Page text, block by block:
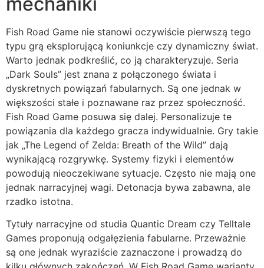
Fish Road Game nie stanowi oczywiście pierwszą tego
typu grą eksplorującą koniunkcje czy dynamiczny świat.
Warto jednak podkreślić, co ją charakteryzuje. Seria
„Dark Souls” jest znana z połączonego świata i
dyskretnych powiązań fabularnych. Są one jednak w
większości stałe i poznawane raz przez społeczność.
Fish Road Game posuwa się dalej. Personalizuje te
powiązania dla każdego gracza indywidualnie. Gry takie
jak „The Legend of Zelda: Breath of the Wild” dają
wynikającą rozgrywkę. Systemy fizyki i elementów
powodują nieoczekiwane sytuacje. Często nie mają one
jednak narracyjnej wagi. Detonacja bywa zabawna, ale
rzadko istotna.
Tytuły narracyjne od studia Quantic Dream czy Telltale
Games proponują odgałęzienia fabularne. Przeważnie
są one jednak wyraziście zaznaczone i prowadzą do